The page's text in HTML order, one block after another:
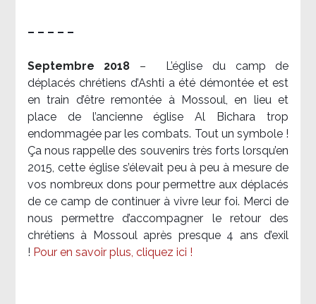
– – – – –
Septembre 2018 –
L’église du camp de
déplacés chrétiens d’Ashti a été démontée et est
en train d’être remontée à Mossoul, en lieu et
place de l’ancienne église Al Bichara trop
endommagée par les combats. Tout un symbole !
Ça nous rappelle des souvenirs très forts lorsqu’en
2015, cette église s’élevait peu à peu à mesure de
vos nombreux dons pour permettre aux déplacés
de ce camp de continuer à vivre leur foi. Merci de
nous permettre d’accompagner le retour des
chrétiens à Mossoul après presque 4 ans d’exil
! Pour en savoir plus, cliquez ici !